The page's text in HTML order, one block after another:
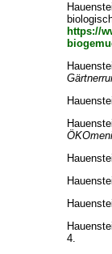
https://
4.